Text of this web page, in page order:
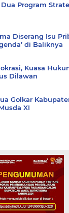
Program
Diserang Isu
di Baliknya
Kuasa
Dilawan
Golkar
XI